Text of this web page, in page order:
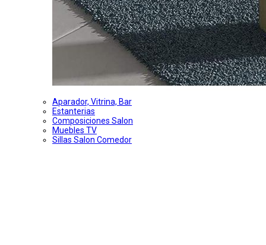
Aparador, Vitrina, Bar
Estanterias
Composiciones Salon
Muebles TV
Sillas Salon Comedor